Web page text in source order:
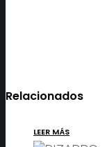
Relacionados
LEER MÁS